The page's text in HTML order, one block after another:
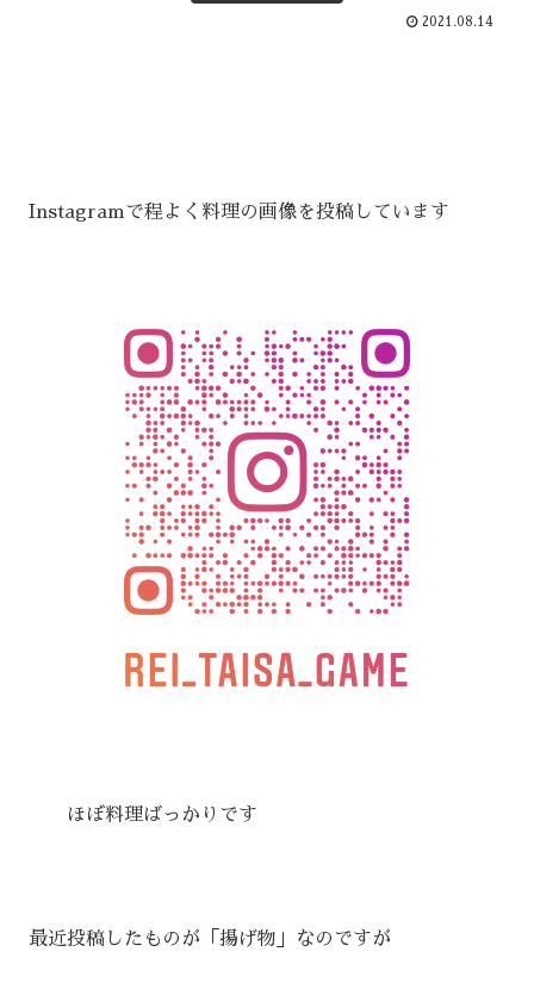
2021.08.14
Instagramで程よく料理の画像を投稿しています
ほぼ料理ばっかりです
最近投稿したものが「揚げ物」なのですが